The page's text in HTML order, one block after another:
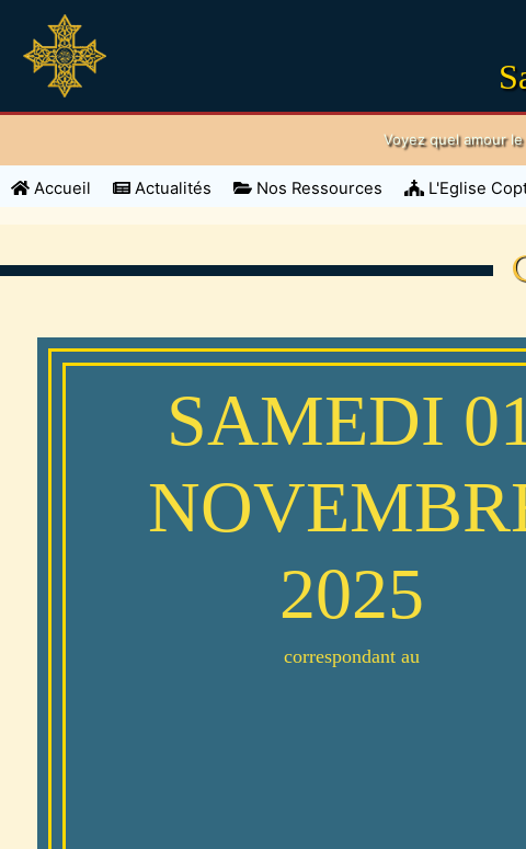
Voyez quel amour
Accueil(current)Actualités Nos Ressources L'Eglise
SAMEDI
2025
correspondant au